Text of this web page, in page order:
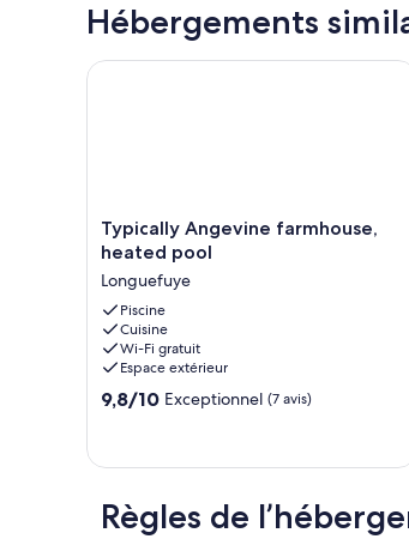
Les draps et les affaires de toilette ne
oreillers, sauf le dortoir dont les lits sont
La caution est de 500 €. Il n'y a rien à
Une table de ping-pong, un barbecue,
Un terrain de pétanque communal est
Une boulangerie, un restaurant et une
Un magasin U express avec Drive est
Hébergements
Typically
Angevine
farmhouse,
heated
pool
Longuefuye
Typically Angevine farmhouse,
heated pool
Longuefuye
Piscine
Cuisine
Wi-Fi gratuit
Espace extérieur
9.8
Exceptionnel,
9,8/10 Exceptionnel (7 avis)
Typically Angevine farmhouse,
Règles de